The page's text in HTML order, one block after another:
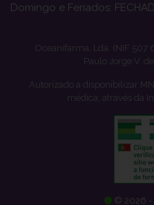
Domingo e Feriados:
Oceanifarma, Lda. (NIF 507
Paulo Jorge V.
Autorizado a disponibilizar
médica, através da
© 2026 -